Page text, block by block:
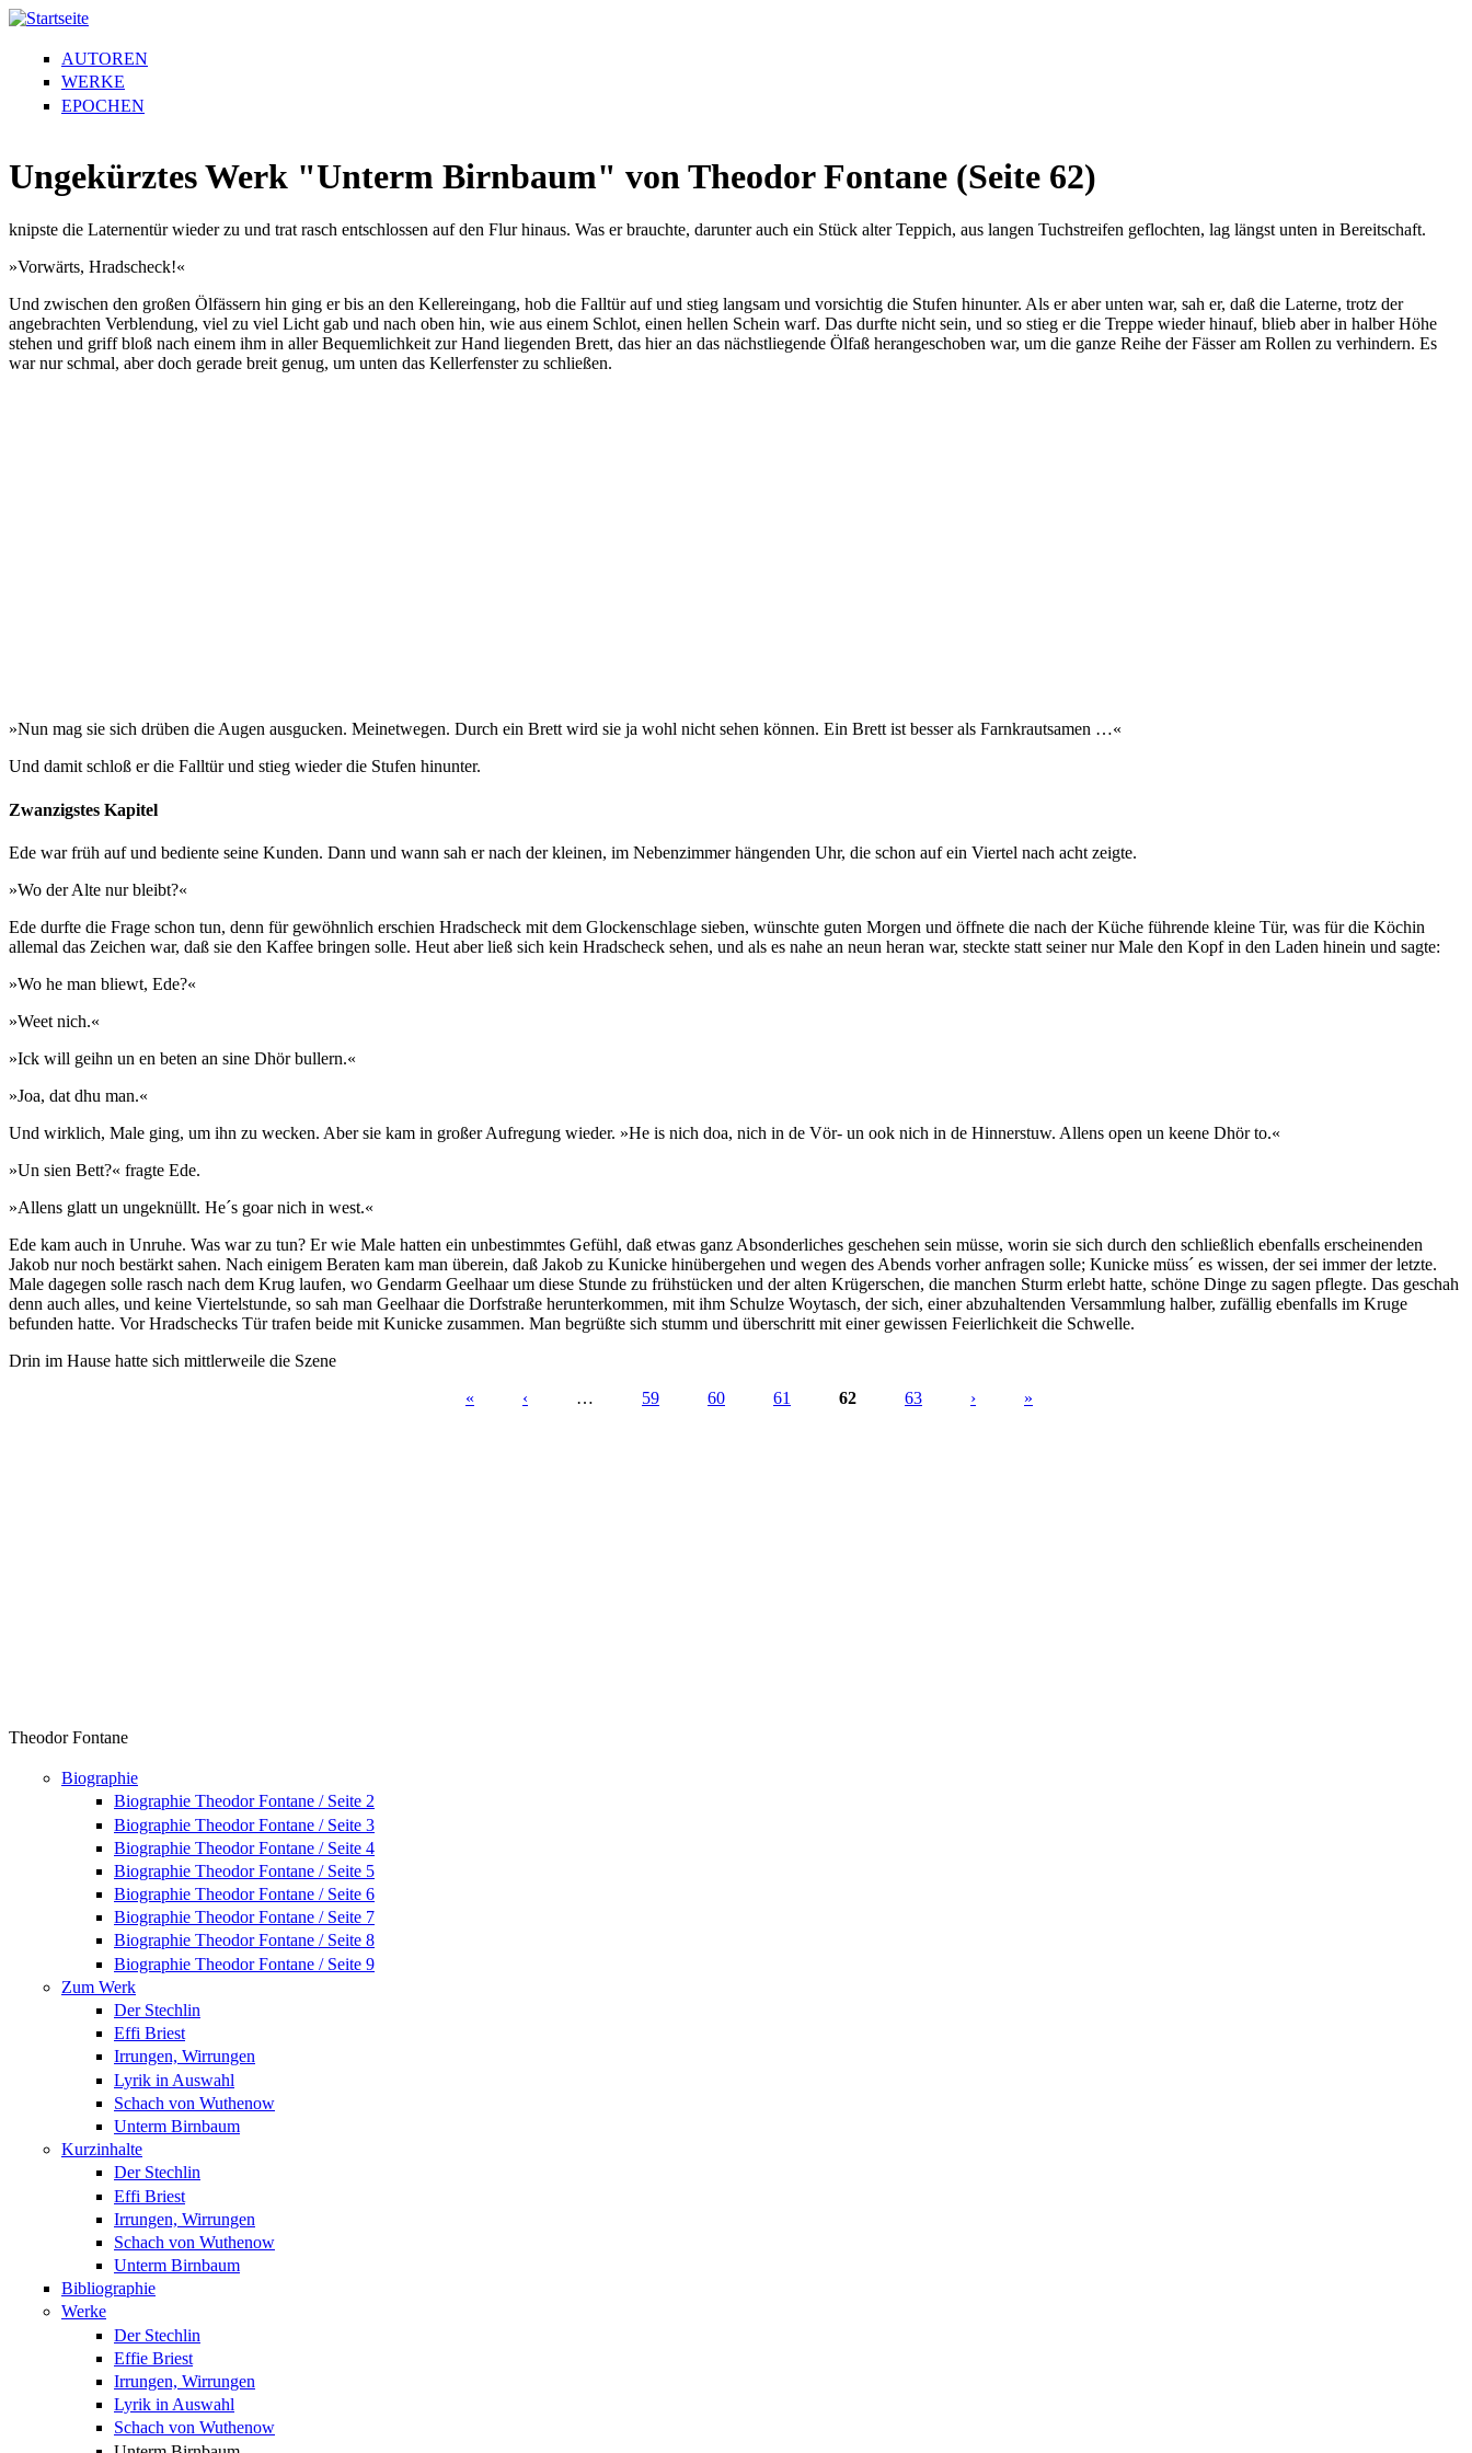
AUTOREN
WERKE
EPOCHEN
Ungekürztes Werk "Unterm Birnbaum" von Theodor Fontane (Seite 62)
knipste die Laternentür wieder zu und trat rasch entschlossen auf den Flur hinaus. Was er brauchte, darunter auch ein Stück alter Teppich, aus langen Tuchstreifen geflochten, lag längst unten in Bereitschaft.
»Vorwärts, Hradscheck!«
Und zwischen den großen Ölfässern hin ging er bis an den Kellereingang, hob die Falltür auf und stieg langsam und vorsichtig die Stufen hinunter. Als er aber unten war, sah er, daß die Laterne, trotz der
angebrachten Verblendung, viel zu viel Licht gab und nach oben hin, wie aus einem Schlot, einen hellen Schein warf. Das durfte nicht sein, und so stieg er die Treppe wieder hinauf, blieb aber in halber Höhe
stehen und griff bloß nach einem ihm in aller Bequemlichkeit zur Hand liegenden Brett, das hier an das nächstliegende Ölfaß herangeschoben war, um die ganze Reihe der Fässer am Rollen zu verhindern. Es
war nur schmal, aber doch gerade breit genug, um unten das Kellerfenster zu schließen.
»Nun mag sie sich drüben die Augen ausgucken. Meinetwegen. Durch ein Brett wird sie ja wohl nicht sehen können. Ein Brett ist besser als Farnkrautsamen …«
Und damit schloß er die Falltür und stieg wieder die Stufen hinunter.
Zwanzigstes Kapitel
Ede war früh auf und bediente seine Kunden. Dann und wann sah er nach der kleinen, im Nebenzimmer hängenden Uhr, die schon auf ein Viertel nach acht zeigte.
»Wo der Alte nur bleibt?«
Ede durfte die Frage schon tun, denn für gewöhnlich erschien Hradscheck mit dem Glockenschlage sieben, wünschte guten Morgen und öffnete die nach der Küche führende kleine Tür, was für die Köchin
allemal das Zeichen war, daß sie den Kaffee bringen solle. Heut aber ließ sich kein Hradscheck sehen, und als es nahe an neun heran war, steckte statt seiner nur Male den Kopf in den Laden hinein und sagte:
»Wo he man bliewt, Ede?«
»Weet nich.«
»Ick will geihn un en beten an sine Dhör bullern.«
»Joa, dat dhu man.«
Und wirklich, Male ging, um ihn zu wecken. Aber sie kam in großer Aufregung wieder. »He is nich doa, nich in de Vör- un ook nich in de Hinnerstuw. Allens open un keene Dhör to.«
»Un sien Bett?« fragte Ede.
»Allens glatt un ungeknüllt. He´s goar nich in west.«
Ede kam auch in Unruhe. Was war zu tun? Er wie Male hatten ein unbestimmtes Gefühl, daß etwas ganz Absonderliches geschehen sein müsse, worin sie sich durch den schließlich ebenfalls erscheinenden
Jakob nur noch bestärkt sahen. Nach einigem Beraten kam man überein, daß Jakob zu Kunicke hinübergehen und wegen des Abends vorher anfragen solle; Kunicke müss´ es wissen, der sei immer der letzte.
Male dagegen solle rasch nach dem Krug laufen, wo Gendarm Geelhaar um diese Stunde zu frühstücken und der alten Krügerschen, die manchen Sturm erlebt hatte, schöne Dinge zu sagen pflegte. Das geschah
denn auch alles, und keine Viertelstunde, so sah man Geelhaar die Dorfstraße herunterkommen, mit ihm Schulze Woytasch, der sich, einer abzuhaltenden Versammlung halber, zufällig ebenfalls im Kruge
befunden hatte. Vor Hradschecks Tür trafen beide mit Kunicke zusammen. Man begrüßte sich stumm und überschritt mit einer gewissen Feierlichkeit die Schwelle.
Drin im Hause hatte sich mittlerweile die Szene
« ‹ … 59 60 61 62 63 › »
Theodor Fontane
Biographie
Biographie Theodor Fontane / Seite 2
Biographie Theodor Fontane / Seite 3
Biographie Theodor Fontane / Seite 4
Biographie Theodor Fontane / Seite 5
Biographie Theodor Fontane / Seite 6
Biographie Theodor Fontane / Seite 7
Biographie Theodor Fontane / Seite 8
Biographie Theodor Fontane / Seite 9
Zum Werk
Der Stechlin
Effi Briest
Irrungen, Wirrungen
Lyrik in Auswahl
Schach von Wuthenow
Unterm Birnbaum
Kurzinhalte
Der Stechlin
Effi Briest
Irrungen, Wirrungen
Schach von Wuthenow
Unterm Birnbaum
Bibliographie
Werke
Der Stechlin
Effie Briest
Irrungen, Wirrungen
Lyrik in Auswahl
Schach von Wuthenow